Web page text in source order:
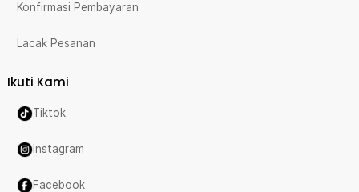
Konfirmasi Pembayaran
Lacak Pesanan
Ikuti Kami
Tiktok
Instagram
Facebook